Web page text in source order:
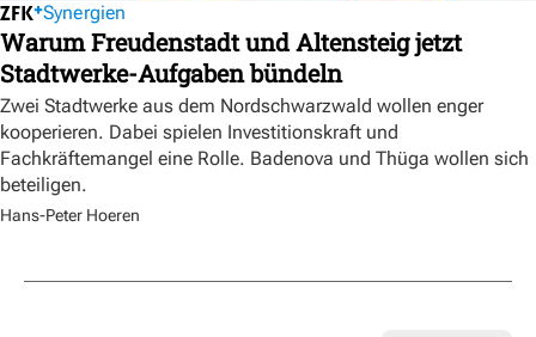
Synergien
Warum Freudenstadt und Altensteig jetzt
Stadtwerke-Aufgaben bündeln
Zwei Stadtwerke aus dem Nordschwarzwald wollen enger
kooperieren. Dabei spielen Investitionskraft und
Fachkräftemangel eine Rolle. Badenova und Thüga wollen sich
beteiligen.
Hans-Peter Hoeren